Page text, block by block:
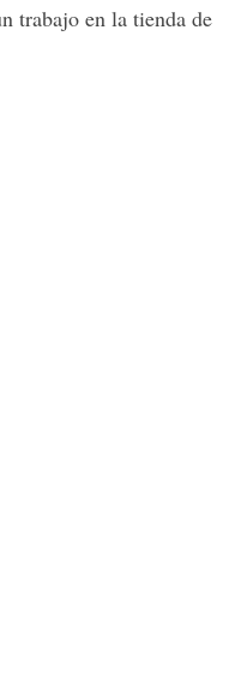
trabajo en la tienda de